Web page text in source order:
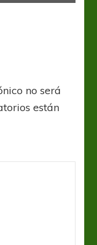
no será
están